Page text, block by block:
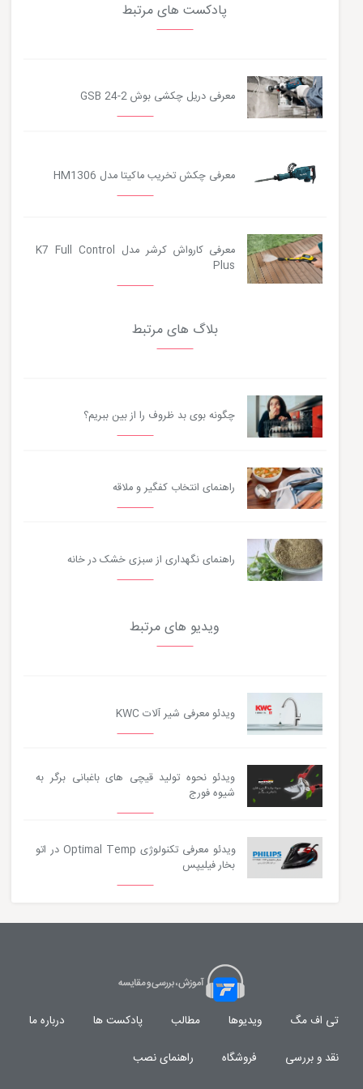
پادکست های مرتبط
معرفی دریل چکشی بوش GSB 24-2
معرفی چکش تخریب ماکیتا مدل HM1306
معرفی کارواش کرشر مدل K7 Full Control
Plus
بلاگ های مرتبط
چگونه بوی بد ظروف را از بین ببریم؟
راهنمای انتخاب کفگیر و ملاقه
راهنمای نگهداری از سبزی خشک در خانه
ویدیو های مرتبط
ویدئو معرفی شیر آلات KWC
ویدئو نحوه تولید قیچی های باغبانی برگر به
شیوه فورج
ویدئو معرفی تکنولوژی Optimal Temp در اتو
بخار فیلیپس
تی اف مگ ویدیوها مطالب پادکست ها درباره ما
نقد و بررسی فروشگاه راهنمای نصب